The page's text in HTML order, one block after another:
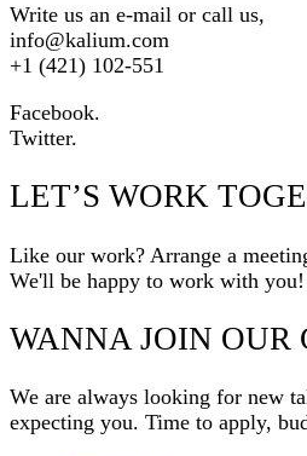
Write us an e-mail or call us,
info@kalium.com
+1 (421) 102-551
Facebook.
Twitter.
LET’S WORK
Like our work? Arrange a
We'll be happy to work with you!
WANNA JOIN OUR
We are always looking for new
expecting you. Time to apply,